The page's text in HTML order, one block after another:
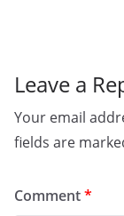
Leave a
Your email
fields are
Comment*